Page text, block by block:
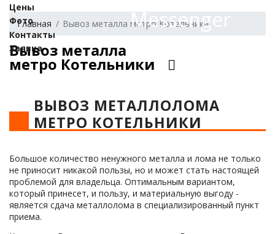
Цены
Фото
Контакты
Заявка
Главная Вывоз металла метро Котельники
Вывоз металла
метро Котельники
ВЫВОЗ МЕТАЛЛОЛОМА
МЕТРО КОТЕЛЬНИКИ
Большое количество ненужного металла и лома не только
не приносит никакой пользы, но и может стать настоящей
проблемой для владельца. Оптимальным вариантом,
который принесет, и пользу, и материальную выгоду -
является сдача металлолома в специализированный пункт
приема.